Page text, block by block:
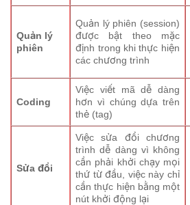
Quản lý
phiên
Quản lý phiên (session)
được bật theo mặc
định trong khi thực hiện
các chương trình
Coding
Việc viết mã dễ dàng
hơn vì chúng dựa trên
thẻ (tag)
Sửa đổi
Việc sửa đổi chương
trình dễ dàng vì không
cần phải khởi chạy mọi
thứ từ đầu, việc này chỉ
cần thực hiện bằng một
nút khởi động lại